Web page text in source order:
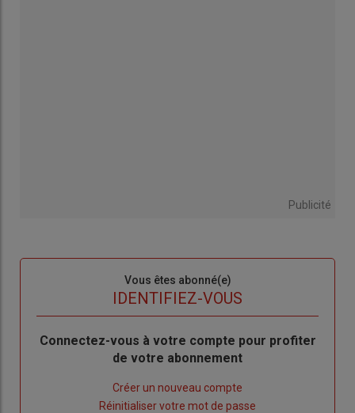
Publicité
Vous êtes abonné(e)
IDENTIFIEZ-VOUS
Body
Connectez-vous à votre compte pour profiter
de votre abonnement
Créer un nouveau compte
Réinitialiser votre mot de passe